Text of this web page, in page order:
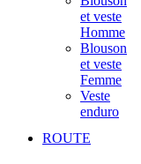
et veste
Homme
Blouson
et veste
Femme
Veste
enduro
ROUTE